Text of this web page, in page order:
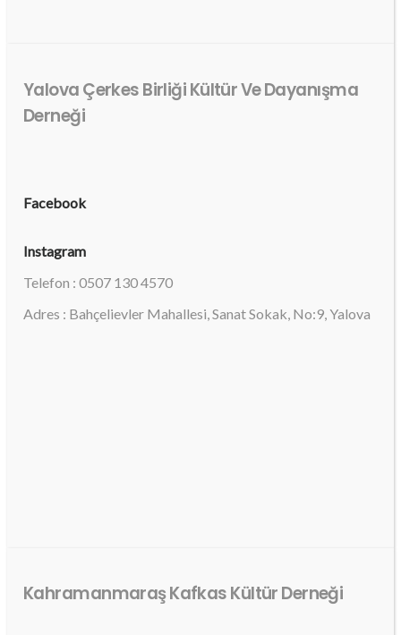
Yalova Çerkes Birliği Kültür Ve Dayanışma
Derneği
Facebook
Instagram
Telefon : 0507 130 4570
Adres : Bahçelievler Mahallesi, Sanat Sokak, No:9, Yalova
Kahramanmaraş Kafkas Kültür Derneği